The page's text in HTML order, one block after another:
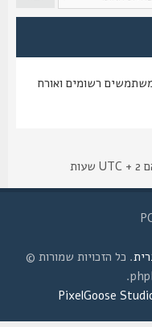
רשומים ואורח
הזכויות שמורות ©
PixelGoose